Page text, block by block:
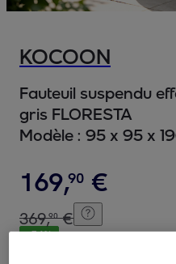
KOCOON
Fauteuil suspendu
gris FLORESTA
Modèle : 95 x 95 x
169,90 €
369,90 €
-54%